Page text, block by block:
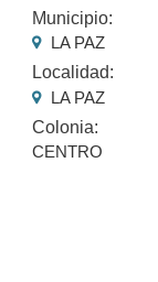
Municipio:
LA PAZ
Localidad:
LA PAZ
Colonia:
CENTRO